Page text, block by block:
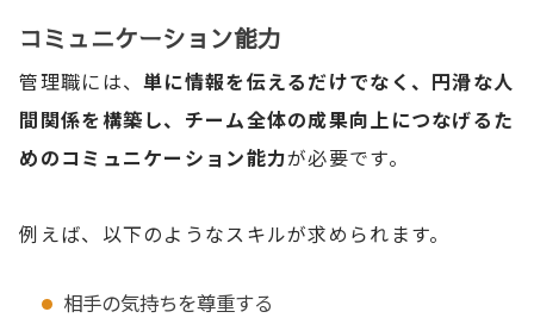
コミュニケーション能力
管理職には、単に情報を伝えるだけでなく、円滑な人
間関係を構築し、チーム全体の成果向上につなげるた
めのコミュニケーション能力が必要です。
例えば、以下のようなスキルが求められます。
相手の気持ちを尊重する